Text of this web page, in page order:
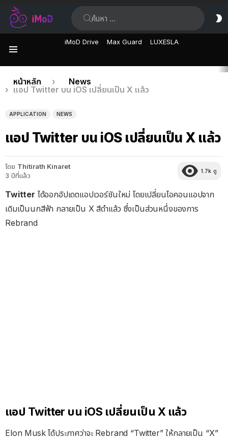
iMoD Drive Max Guard LUXESLA
เรื่อง
ล่าสุด
คุณอยู่ที่นี่:
หน้าหลัก
News
แอป Twitter บน iOS เปลี่ยนเป็น X แล้ว
APPLICATION NEWS
แอป Twitter บน iOS เปลี่ยนเป็น X แล้ว
โดย Thitirath Kinaret
3 ปีที่แล้ว
1.7k ดู
Twitter ได้ออกอัปเดตแอปเวอร์ชันใหม่ โดยเปลี่ยนไอคอนแอปจาก
เดิมเป็นนกสีฟ้า กลายเป็น X สีดำแล้ว ซึ่งเป็นส่วนหนึ่งของการ
Rebrand
แอป Twitter บน iOS เปลี่ยนเป็น X แล้ว
Elon Musk ได้ประกาศว่าจะ Rebrand “Twitter” ให้กลายเป็น “X”